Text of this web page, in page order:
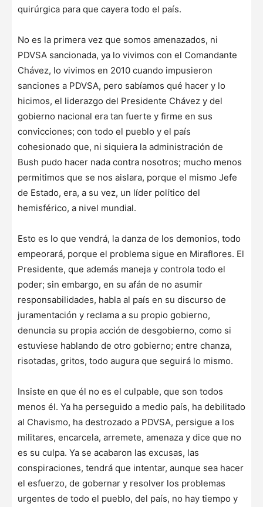
quirúrgica para que cayera todo el país.
No es la primera vez que somos amenazados, ni
PDVSA sancionada, ya lo vivimos con el Comandante
Chávez, lo vivimos en 2010 cuando impusieron
sanciones a PDVSA, pero sabíamos qué hacer y lo
hicimos, el liderazgo del Presidente Chávez y del
gobierno nacional era tan fuerte y firme en sus
convicciones; con todo el pueblo y el país
cohesionado que, ni siquiera la administración de
Bush pudo hacer nada contra nosotros; mucho menos
permitimos que se nos aislara, porque el mismo Jefe
de Estado, era, a su vez, un líder político del
hemisférico, a nivel mundial.
Esto es lo que vendrá, la danza de los demonios, todo
empeorará, porque el problema sigue en Miraflores. El
Presidente, que además maneja y controla todo el
poder; sin embargo, en su afán de no asumir
responsabilidades, habla al país en su discurso de
juramentación y reclama a su propio gobierno,
denuncia su propia acción de desgobierno, como si
estuviese hablando de otro gobierno; entre chanza,
risotadas, gritos, todo augura que seguirá lo mismo.
Insiste en que él no es el culpable, que son todos
menos él. Ya ha perseguido a medio país, ha debilitado
al Chavismo, ha destrozado a PDVSA, persigue a los
militares, encarcela, arremete, amenaza y dice que no
es su culpa. Ya se acabaron las excusas, las
conspiraciones, tendrá que intentar, aunque sea hacer
el esfuerzo, de gobernar y resolver los problemas
urgentes de todo el pueblo, del país, no hay tiempo y